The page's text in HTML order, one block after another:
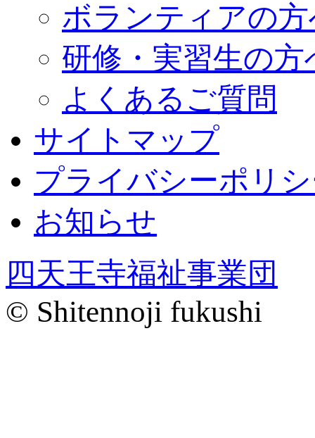
ボランティアの
研修・実習生の方
よくあるご質問
サイトマップ
プライバシーポリ
お知らせ
四天王寺福祉事業団
© Shitennoji fukushi